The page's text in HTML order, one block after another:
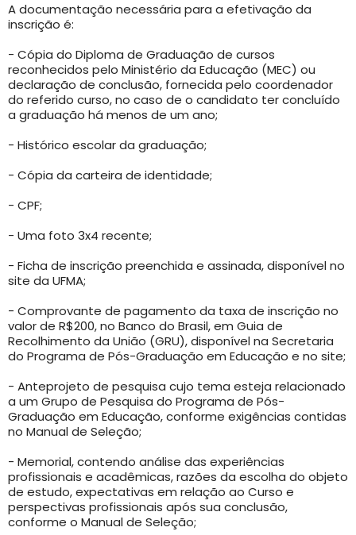
A documentação necessária para a efetivação da
inscrição é:
- Cópia do Diploma de Graduação de cursos
reconhecidos pelo Ministério da Educação (MEC) ou
declaração de conclusão, fornecida pelo coordenador
do referido curso, no caso de o candidato ter concluído
a graduação há menos de um ano;
- Histórico escolar da graduação;
- Cópia da carteira de identidade;
- CPF;
- Uma foto 3x4 recente;
- Ficha de inscrição preenchida e assinada, disponível no
site da UFMA;
- Comprovante de pagamento da taxa de inscrição no
valor de R$200, no Banco do Brasil, em Guia de
Recolhimento da União (GRU), disponível na Secretaria
do Programa de Pós-Graduação em Educação e no site;
- Anteprojeto de pesquisa cujo tema esteja relacionado
a um Grupo de Pesquisa do Programa de Pós-
Graduação em Educação, conforme exigências contidas
no Manual de Seleção;
- Memorial, contendo análise das experiências
profissionais e acadêmicas, razões da escolha do objeto
de estudo, expectativas em relação ao Curso e
perspectivas profissionais após sua conclusão,
conforme o Manual de Seleção;